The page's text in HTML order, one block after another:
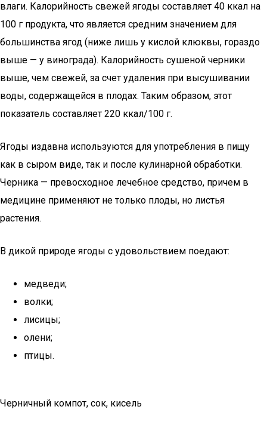
влаги. Калорийность свежей ягоды составляет 40 ккал на
100 г продукта, что является средним значением для
большинства ягод (ниже лишь у кислой клюквы, гораздо
выше — у винограда). Калорийность сушеной черники
выше, чем свежей, за счет удаления при высушивании
воды, содержащейся в плодах. Таким образом, этот
показатель составляет 220 ккал/100 г.
Ягоды издавна используются для употребления в пищу
как в сыром виде, так и после кулинарной обработки.
Черника — превосходное лечебное средство, причем в
медицине применяют не только плоды, но листья
растения.
В дикой природе ягоды с удовольствием поедают:
медведи;
волки;
лисицы;
олени;
птицы.
Черничный компот, сок, кисель